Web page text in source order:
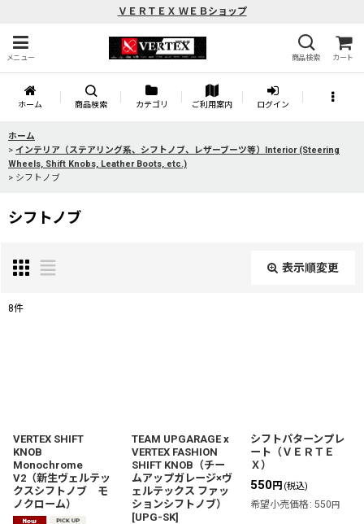
ＶＥＲＴＥＸ ＷＥＢショップ
メニュー 商品検索 カート
ホーム 商品検索 カテゴリ ご利用案内 ログイン
ホーム
> インテリア（ステアリング系、シフトノブ、レザーブーツ等）Interior (Steering
Wheels, Shift Knobs, Leather Boots, etc.)
> シフトノブ
シフトノブ
表示順変更
絞り込む
8件
VERTEX SHIFT
KNOB
Monochrome
V2（新生ヴェルテッ
クスシフトノブ モ
ノクローム）
TEAM UPGARAGE x
VERTEX FASHION
SHIFT KNOB（チー
ムアップガレージ×ヴ
ェルテックス ファッ
ションシフトノブ）
[UPG-SK]
シフトパターンプレ
ート（ＶＥＲＴＥ
Ｘ）
550円 (税込)
希望小売価格 : 550円